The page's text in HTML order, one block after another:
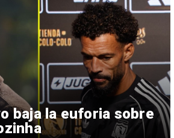
baja la euforia sobre